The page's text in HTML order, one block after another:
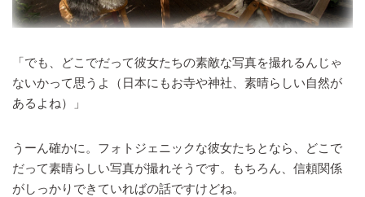
「でも、どこでだって彼女たちの素敵な写真を撮れるんじゃ
ないかって思うよ（日本にもお寺や神社、素晴らしい自然が
あるよね）」
うーん確かに。フォトジェニックな彼女たちとなら、どこで
だって素晴らしい写真が撮れそうです。もちろん、信頼関係
がしっかりできていればの話ですけどね。